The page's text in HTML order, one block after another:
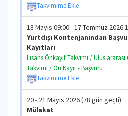
Takvimime Ekle
18 Mayıs 09:00 - 17 Temmuz 2026
Yurtdışı Kontenjanından
Kayıtları
Lisans Önkayıt Takvimi /
Takvimi / Ön Kayıt - Başvuru
Takvimime Ekle
20 - 21 Mayıs 2026 (78 gün geçti)
Mülakat